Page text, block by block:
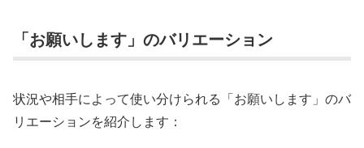
「お願いします」のバリエーション
状況や相手によって使い分けられる「お願いします」のバ
リエーションを紹介します：